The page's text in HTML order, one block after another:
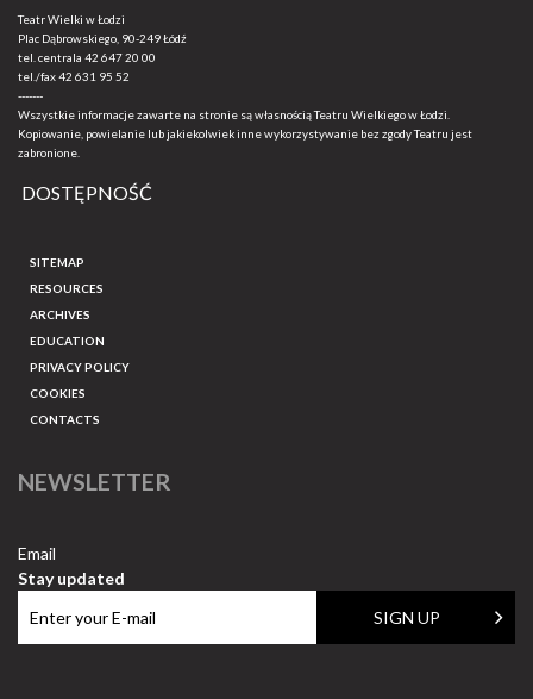
Teatr Wielki w Łodzi
Plac Dąbrowskiego, 90-249 Łódź
tel. centrala 42 647 20 00
tel./fax42 631 95 52
-------
Wszystkie informacje zawarte na stronie są własnością Teatru Wielkiego w Łodzi.
Kopiowanie, powielanie lub jakiekolwiek inne wykorzystywanie bez zgody Teatru jest
zabronione.
DOSTĘPNOŚĆ
SITEMAP
RESOURCES
ARCHIVES
EDUCATION
PRIVACY POLICY
COOKIES
CONTACTS
NEWSLETTER
Email
Stay updated